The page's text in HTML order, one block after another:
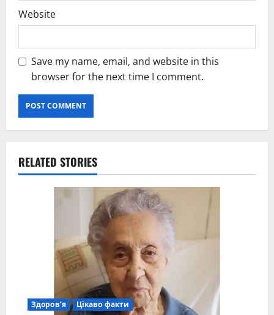
Website
Save my name, email, and website in this
browser for the next time I comment.
RELATED STORIES
Здоров’я Цікаво факти